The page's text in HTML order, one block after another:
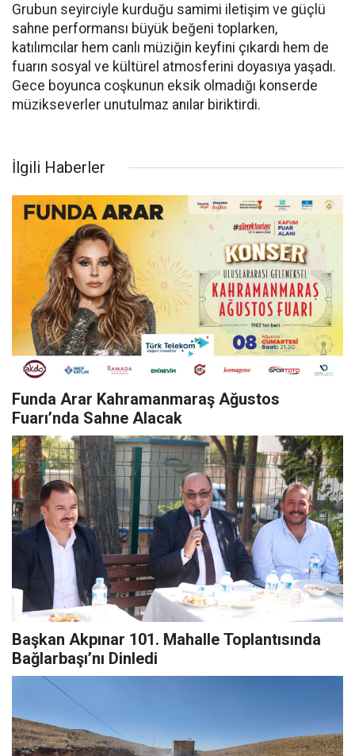
Grubun seyirciyle kurduğu samimi iletişim ve güçlü
sahne performansı büyük beğeni toplarken,
katılımcılar hem canlı müziğin keyfini çıkardı hem de
fuarın sosyal ve kültürel atmosferini doyasıya yaşadı.
Gece boyunca coşkunun eksik olmadığı konserde
müzikseverler unutulmaz anılar biriktirdi.
İlgili Haberler
Funda Arar Kahramanmaraş Ağustos
Fuarı’nda Sahne Alacak
Başkan Akpınar 101. Mahalle Toplantısında
Bağlarbaşı’nı Dinledi